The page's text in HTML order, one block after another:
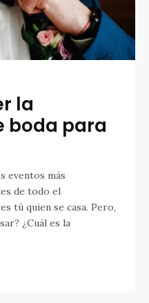
la
boda para
eventos más
de todo el
tú quien se casa. Pero,
¿Cuál es la